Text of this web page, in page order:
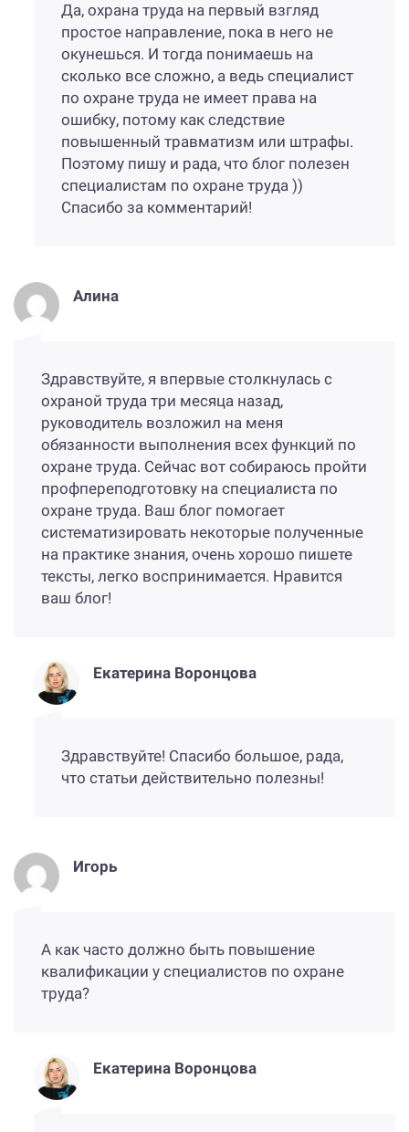
Да, охрана труда на первый взгляд
простое направление, пока в него не
окунешься. И тогда понимаешь на
сколько все сложно, а ведь специалист
по охране труда не имеет права на
ошибку, потому как следствие
повышенный травматизм или штрафы.
Поэтому пишу и рада, что блог полезен
специалистам по охране труда ))
Спасибо за комментарий!
Алина
Здравствуйте, я впервые столкнулась с
охраной труда три месяца назад,
руководитель возложил на меня
обязанности выполнения всех функций по
охране труда. Сейчас вот собираюсь пройти
профпереподготовку на специалиста по
охране труда. Ваш блог помогает
систематизировать некоторые полученные
на практике знания, очень хорошо пишете
тексты, легко воспринимается. Нравится
ваш блог!
Екатерина Воронцова
Здравствуйте! Спасибо большое, рада,
что статьи действительно полезны!
Игорь
А как часто должно быть повышение
квалификации у специалистов по охране
труда?
Екатерина Воронцова